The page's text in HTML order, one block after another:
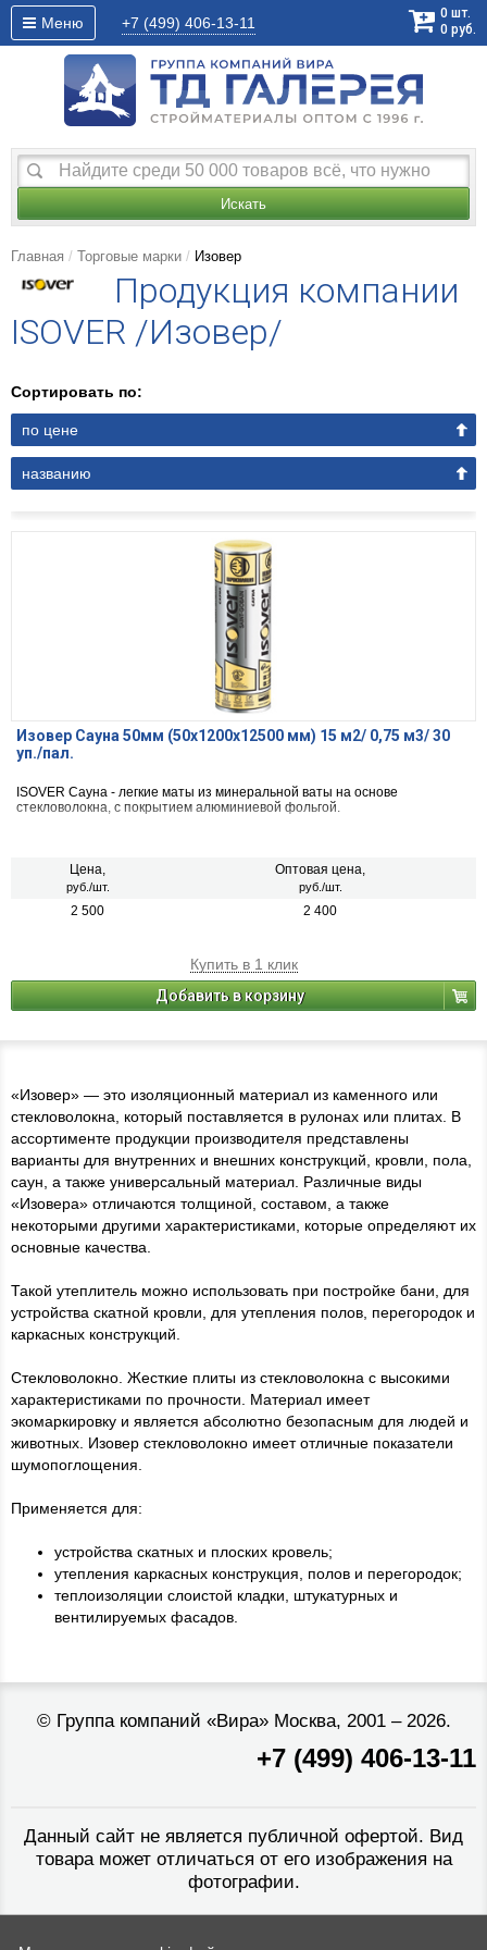
Меню +7 (499) 406-13-11
0 шт.
0 руб.
Искать
Главная Торговые марки Изовер
Продукция компании
ISOVER /Изовер/
Сортировать по:
по цене
названию
Изовер Сауна 50мм (50х1200х12500 мм) 15 м2/ 0,75 м3/ 30
уп./пал.
ISOVER Сауна - легкие маты из минеральной ваты на основе
стекловолокна, с покрытием алюминиевой фольгой.
Цена,
руб./шт.
Оптовая цена,
руб./шт.
2 500 2 400
Купить в 1 клик
Добавить в корзину
«Изовер» — это изоляционный материал из каменного или
стекловолокна, который поставляется в рулонах или плитах. В
ассортименте продукции производителя представлены
варианты для внутренних и внешних конструкций, кровли, пола,
саун, а также универсальный материал. Различные виды
«Изовера» отличаются толщиной, составом, а также
некоторыми другими характеристиками, которые определяют их
основные качества.
Такой утеплитель можно использовать при постройке бани, для
устройства скатной кровли, для утепления полов, перегородок и
каркасных конструкций.
Стекловолокно. Жесткие плиты из стекловолокна с высокими
характеристиками по прочности. Материал имеет
экомаркировку и является абсолютно безопасным для людей и
животных. Изовер стекловолокно имеет отличные показатели
шумопоглощения.
Применяется для:
устройства скатных и плоских кровель;
утепления каркасных конструкция, полов и перегородок;
теплоизоляции слоистой кладки, штукатурных и
вентилируемых фасадов.
© Группа компаний «Вира»Москва, 2001 – 2026.
+7 (499) 406-13-11
Данный сайт не является публичной офертой. Вид
товара может отличаться от его изображения на
фотографии.